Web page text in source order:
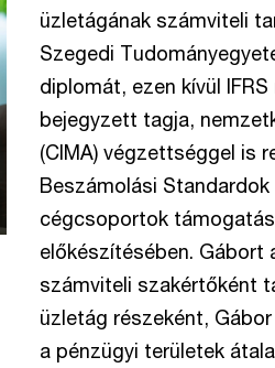
üzletágának számviteli
Szegedi
diplomát, ezen kívül
bejegyzett tagja,
(CIMA) végzettséggel is
Beszámolási
cégcsoportok
előkészítésében. Gábort
számviteli szakértőként
üzletág részeként,
a pénzügyi területek